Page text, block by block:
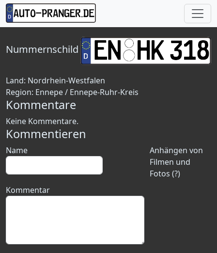
Nummernschild
Land: Nordrhein-Westfalen
Region: Ennepe / Ennepe-Ruhr-Kreis
Kommentare
Keine Kommentare.
Kommentieren
Anhängen von
Filmen und
Fotos (?)
Name
Kommentar